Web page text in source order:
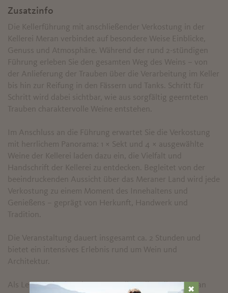
Zusatzinfo
Die Kellerführung mit anschließender Verkostung in der
Kellerei Meran verbindet auf besondere Weise Einblicke,
Genuss und Atmosphäre. Während der rund 2-stündigen
Führung erleben Sie den gesamten Weg des Weins – von
der Anlieferung der Trauben über die Verarbeitung im Keller
bis hin zur Reifung in den Fässern und Tanks. Schritt für
Schritt wird dabei sichtbar, wie aus sorgfältig geernteten
Trauben charaktervolle Weine entstehen.
Im Anschluss an die Führung erwartet Sie die Verkostung
mit herrlichem Panorama: 1 × Sekt und 4 × ausgewählte
Weine der Kellerei laden dazu ein, die Vielfalt und
Handschrift der Kellerei zu entdecken. Begleitet von der
beeindruckenden Aussicht über das Meraner Land wird jede
Verkostung zu einem Moment des Innehaltens und
Genießens – geprägt von Herkunft, Handwerk und
Tradition.
Die Veranstaltung dauert insgesamt ca. 2 Stunden und
bietet ein intensives Erlebnis rund um Wein und
Architektur.
Als Lebensmittelproduzent unterliegt die Kellerei Meran
✖